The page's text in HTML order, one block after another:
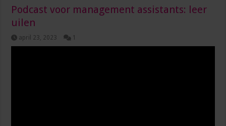
Podcast voor management assistants: leer
uilen
april 23, 2023